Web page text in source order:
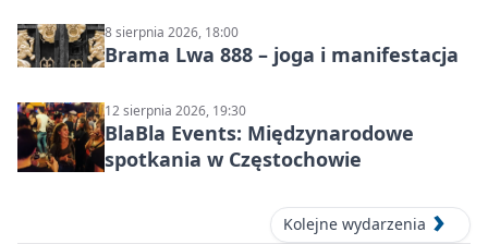
8 sierpnia 2026, 18:00
Brama Lwa 888 – joga i manifestacja
12 sierpnia 2026, 19:30
BlaBla Events: Międzynarodowe
spotkania w Częstochowie
Kolejne wydarzenia